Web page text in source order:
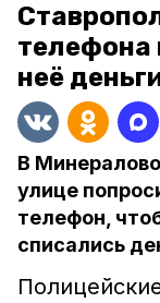
телефона
неё
В
улице
телефон,
списались